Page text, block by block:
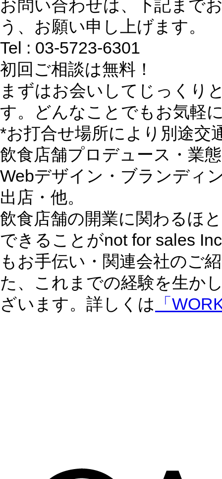
お問い合わせは、下記まで
う、お願い申し上げます。
Tel : 03-5723-6301
初回ご相談は無料！
まずはお会いしてじっくり
す。どんなことでもお気軽
*お打合せ場所により別途交
飲食店舗プロデュース・業
Webデザイン・ブランディ
出店・他。
飲食店舗の開業に関わるほ
できることがnot for sales
もお手伝い・関連会社のご
た、これまでの経験を生か
ざいます。詳しくは
「